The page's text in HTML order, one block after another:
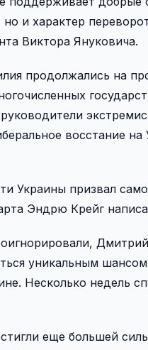
и характер
Виктора Януковича.
продолжались на
восстание на
Украины призвал
Эндрю Крейг
уникальным
Несколько недель
еще большей